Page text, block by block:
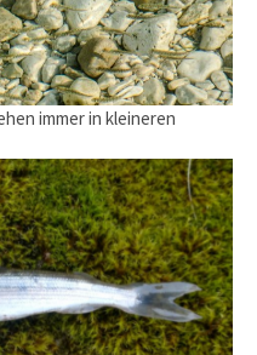
immer in kleineren